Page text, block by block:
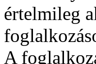
értelmileg
A